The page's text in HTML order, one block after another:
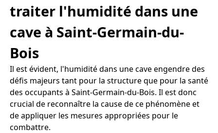
traiter l'humidité dans une
cave à Saint-Germain-du-
Bois
Il est évident, l'humidité dans une cave engendre des
défis majeurs tant pour la structure que pour la santé
des occupants à Saint-Germain-du-Bois. Il est donc
crucial de reconnaître la cause de ce phénomène et
de appliquer les mesures appropriées pour le
combattre.